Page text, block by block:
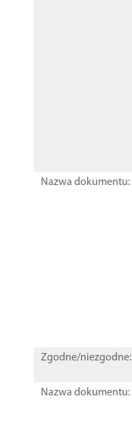
Nazwa dokumentu:
Zgodne/niezgodne:
Nazwa dokumentu: